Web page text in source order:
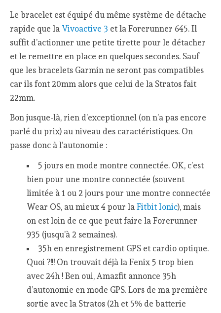
Le bracelet est équipé du même système de détache
rapide que la Vivoactive 3 et la Forerunner 645. Il
suffit d’actionner une petite tirette pour le détacher
et le remettre en place en quelques secondes. Sauf
que les bracelets Garmin ne seront pas compatibles
car ils font 20mm alors que celui de la Stratos fait
22mm.
Bon jusque-là, rien d’exceptionnel (on n’a pas encore
parlé du prix) au niveau des caractéristiques. On
passe donc à l’autonomie :
5 jours en mode montre connectée. OK, c’est
bien pour une montre connectée (souvent
limitée à 1 ou 2 jours pour une montre connectée
Wear OS, au mieux 4 pour la Fitbit Ionic), mais
on est loin de ce que peut faire la Forerunner
935 (jusqu’à 2 semaines).
35h en enregistrement GPS et cardio optique.
Quoi ?!!! On trouvait déjà la Fenix 5 trop bien
avec 24h ! Ben oui, Amazfit annonce 35h
d’autonomie en mode GPS. Lors de ma première
sortie avec la Stratos (2h et 5% de batterie